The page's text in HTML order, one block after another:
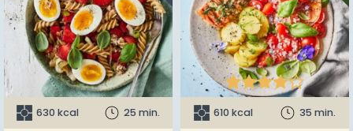
630 kcal 25 min.

610 kcal 35 min.